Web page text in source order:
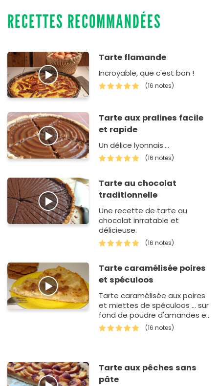
RECETTES RECOMMANDÉES
Tarte flamande
Incroyable, que c'est bon !
(16 notes)
Tarte aux pralines facile
et rapide
Un délice lyonnais....
(16 notes)
Tarte au chocolat
traditionnelle
Une recette de tarte au
chocolat inrratable et
délicieuse.
(16 notes)
Tarte caramélisée poires
et spéculoos
Tarte caramélisée aux poires
et miettes de spéculoos ... sur
fond de poudre d'amandes et
de crème fleurette ... un régal !
(16 notes)
Tarte aux pêches sans
pâte